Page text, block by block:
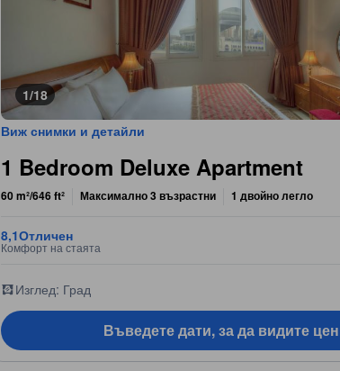
1/18
Виж снимки и детайли
1 Bedroom Deluxe Apartment
60 m²/646 ft² Максимално 3 възрастни 1 двойно легло
8,1Отличен
Комфорт на стаята
Изглед: Град
Въведете дати, за да видите